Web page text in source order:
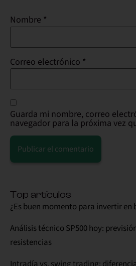
Nombre *
Correo electrónico *
Guarda mi nombre, correo
navegador para la próxima vez
Top artículos
¿Es buen momento para invertir en
Análisis técnico SP500 hoy:
resistencias